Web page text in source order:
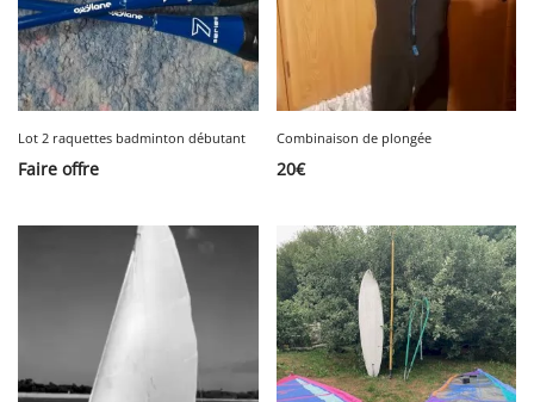
Lot 2 raquettes badminton débutant
Faire offre
Combinaison de plongée
20€